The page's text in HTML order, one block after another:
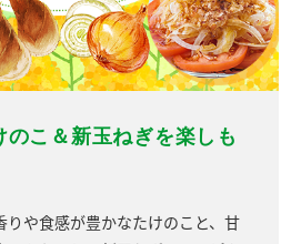
のこ＆新玉ねぎを楽しも
りや食感が豊かなたけのこと、甘